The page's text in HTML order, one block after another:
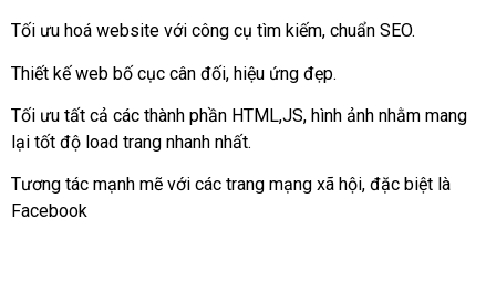
Tối ưu hoá website với công cụ tìm kiếm, chuẩn SEO.
Thiết kế web bố cục cân đối, hiệu ứng đẹp.
Tối ưu tất cả các thành phần HTML,JS, hình ảnh nhằm mang
lại tốt độ load trang nhanh nhất.
Tương tác mạnh mẽ với các trang mạng xã hội, đặc biệt là
Facebook